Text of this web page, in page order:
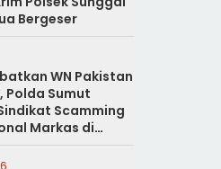
Bergeser
WN Pakistan
Polda Sumut
Scamming
Markas di
Podomoro